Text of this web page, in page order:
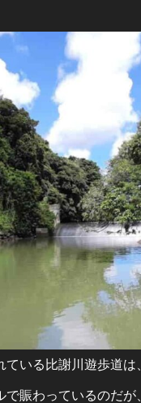
いる比謝川遊歩道
で賑わっているのだ